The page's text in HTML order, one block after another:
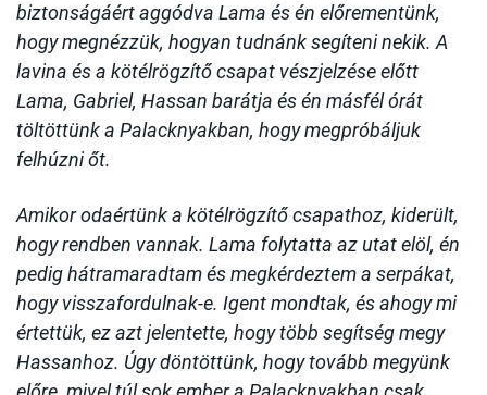
biztonságáért aggódva Lama és én előrementünk,
hogy megnézzük, hogyan tudnánk segíteni nekik. A
lavina és a kötélrögzítő csapat vészjelzése előtt
Lama, Gabriel, Hassan barátja és én másfél órát
töltöttünk a Palacknyakban, hogy megpróbáljuk
felhúzni őt.
Amikor odaértünk a kötélrögzítő csapathoz, kiderült,
hogy rendben vannak. Lama folytatta az utat elöl, én
pedig hátramaradtam és megkérdeztem a serpákat,
hogy visszafordulnak-e. Igent mondtak, és ahogy mi
értettük, ez azt jelentette, hogy több segítség megy
Hassanhoz. Úgy döntöttünk, hogy tovább megyünk